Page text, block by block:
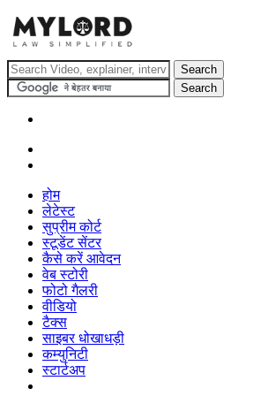
होम
लेटेस्ट
सुप्रीम कोर्ट
स्टूडेंट सेंटर
कैसे करें आवेदन
वेब स्टोरी
फोटो गैलरी
वीडियो
टैक्स
साइबर धोखाधड़ी
कम्युनिटी
स्टार्टअप